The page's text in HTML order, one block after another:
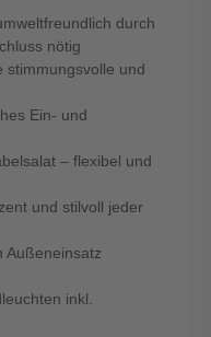
durch
nötig
stimmungsvolle und
Ein- und
– flexibel und
und stilvoll jeder
Außeneinsatz
inkl.